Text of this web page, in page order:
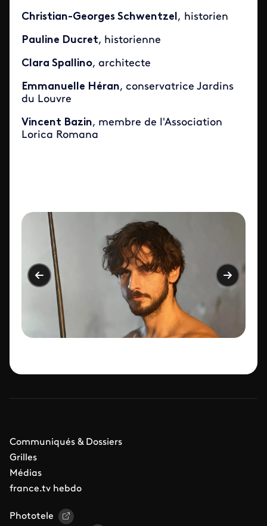
Christian-Georges Schwentzel, historien
Pauline Ducret, historienne
Clara Spallino, architecte
Emmanuelle Héran, conservatrice Jardins
du Louvre
Vincent Bazin, membre de l'Association
Lorica Romana
Communiqués & Dossiers
Grilles
Médias
france.tv hebdo
Phototele